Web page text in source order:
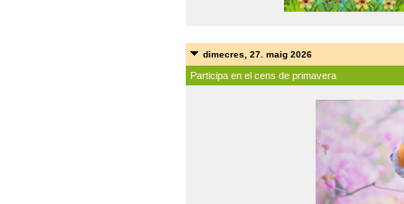
dimecres, 27. maig 2026
Participa en el cens de primavera